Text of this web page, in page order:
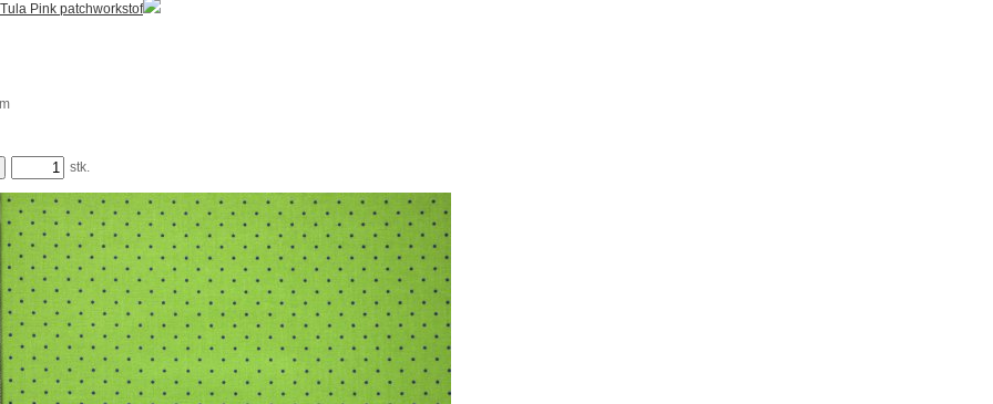
Tula Pink patchworkstof
stk.